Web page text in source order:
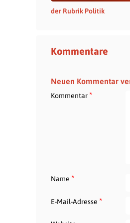
der Rubrik Politik
Kommentare
Neuen Kommentar
Kommentar*
Name *
E-Mail-Adresse *